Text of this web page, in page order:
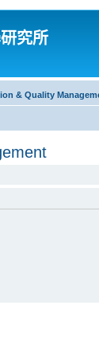
究所
& Quality